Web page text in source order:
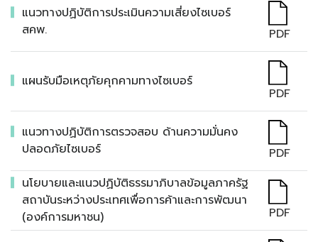
แนวทางปฏิบัติการประเมินความเสี่ยงไซเบอร์
สคพ.
PDF
แผนรับมือเหตุภัยคุกคามทางไซเบอร์
PDF
แนวทางปฏิบัติการตรวจสอบ ด้านความมั่นคง
ปลอดภัยไซเบอร์
PDF
นโยบายและแนวปฏิบัติธรรมาภิบาลข้อมูลภาครัฐ
สถาบันระหว่างประเทศเพื่อการค้าและการพัฒนา
(องค์การมหาชน)
PDF